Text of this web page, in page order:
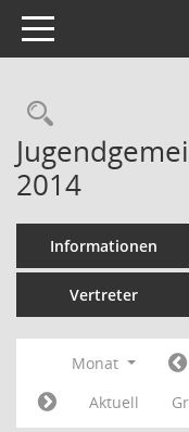
Toggle navigation
2014
Informationen
Vertreter
Monat
Aktuell